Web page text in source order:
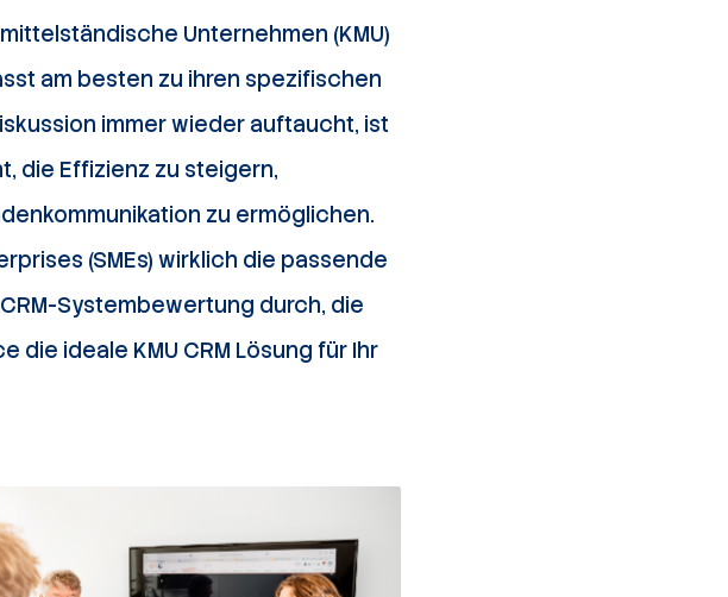
Unternehmen (KMU)
am besten zu ihren spezifischen
immer wieder auftaucht, ist
die Effizienz zu steigern,
zu ermöglichen.
(SMEs) wirklich die passende
Systembewertung durch, die
ideale KMU CRM Lösung für Ihr